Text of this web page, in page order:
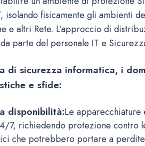
isolando fisicamente gli ambienti
e altri Rete. L’approccio di
parte del personale IT e
di sicurezza informatica, i
e sfide:
disponibilità:Le apparecchiature
7, richiedendo protezione contro
che potrebbero portare a